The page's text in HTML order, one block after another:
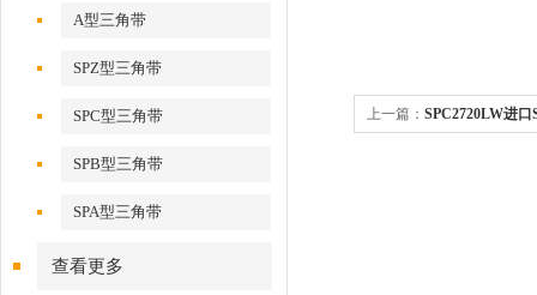
A型三角带
SPZ型三角带
SPC型三角带
SPB型三角带
SPA型三角带
查看更多
上一篇： SPC2720LW进